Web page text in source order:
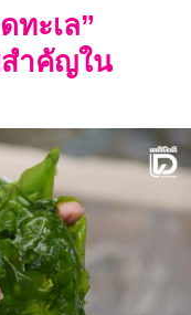
ทะเล”
ำคัญใน